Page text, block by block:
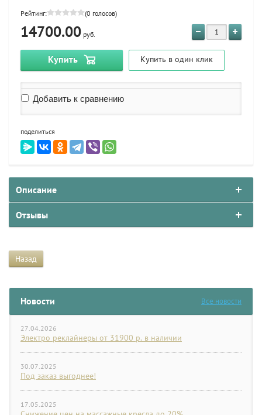
Новости Все новости
27.04.2026
Электро реклайнеры от 31900 р. в наличии
30.07.2025
Под заказ выгоднее!
17.05.2025
Рейтинг: (0 голосов)
14700.00 руб.
Купить Купить в один клик
Добавить к сравнению
поделиться
Описание
Отзывы
Назад